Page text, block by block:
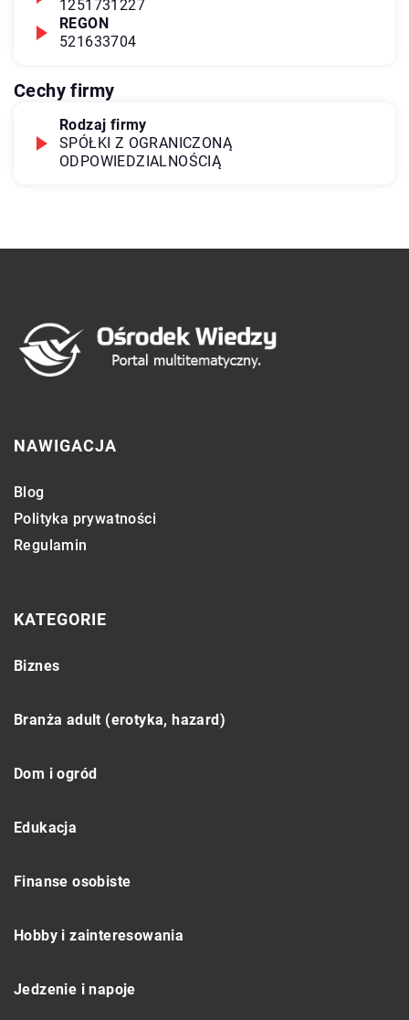
1251731227
REGON
521633704
Cechy firmy
Rodzaj firmy
SPÓŁKI Z OGRANICZONĄ
ODPOWIEDZIALNOŚCIĄ
NAWIGACJA
Blog
Polityka prywatności
Regulamin
KATEGORIE
Biznes
Branża adult (erotyka, hazard)
Dom i ogród
Edukacja
Finanse osobiste
Hobby i zainteresowania
Jedzenie i napoje